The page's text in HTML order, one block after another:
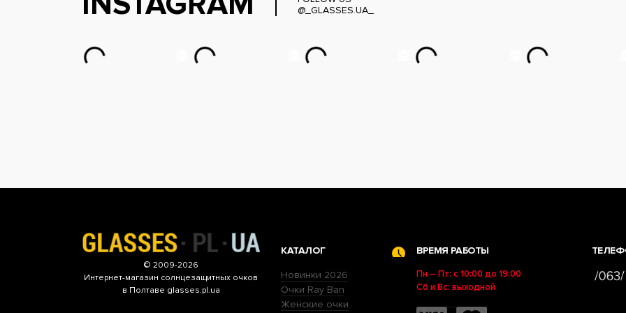
@_GLASSES.UA_
© 2009-2026
Интернет-магазин солнцезащитных очков
в Полтаве glasses.pl.ua
КАТАЛОГ
Новинки 2026
Очки Ray Ban
Женские очки
ВРЕМЯ РАБОТЫ
Пн – Пт: с 10:00 до 19:00
Сб и Вс: выходной